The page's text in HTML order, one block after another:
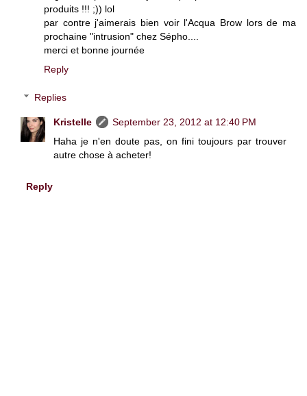
produits !!! ;)) lol
par contre j'aimerais bien voir l'Acqua Brow lors de ma
prochaine "intrusion" chez Sépho....
merci et bonne journée
Reply
Replies
Kristelle
September 23, 2012 at 12:40 PM
Haha je n'en doute pas, on fini toujours par trouver
autre chose à acheter!
Reply